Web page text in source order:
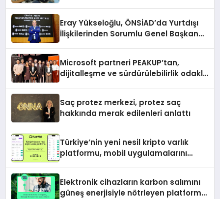
Eray Yükseloğlu, ÖNSİAD’da Yurtdışı
İlişkilerinden Sorumlu Genel Başkan
Microsoft partneri PEAKUP’tan,
dijitalleşme ve sürdürülebilirlik odaklı
Saç protez merkezi, protez saç
hakkında merak edilenleri anlattı
Türkiye’nin yeni nesil kripto varlık
platformu, mobil uygulamalarını
Elektronik cihazların karbon salımını
güneş enerjisiyle nötrleyen platform